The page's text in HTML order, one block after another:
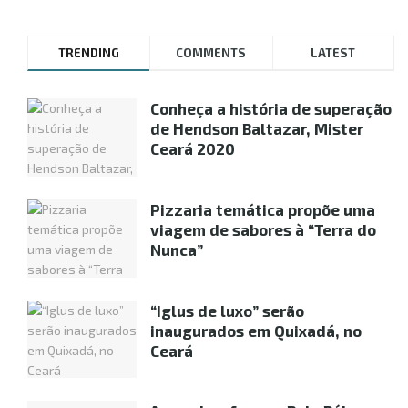
TRENDING COMMENTS LATEST
Conheça a história de superação
de Hendson Baltazar, Mister
Ceará 2020
Pizzaria temática propõe uma
viagem de sabores à “Terra do
Nunca”
“Iglus de luxo” serão
inaugurados em Quixadá, no
Ceará